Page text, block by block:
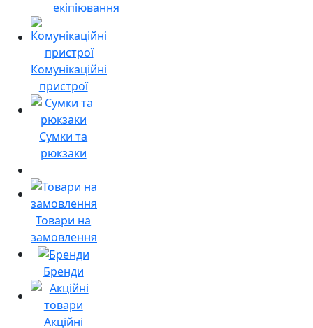
екіпіювання
Комунікаційні
пристрої
Сумки та
рюкзаки
Товари на
замовлення
Бренди
Акційні